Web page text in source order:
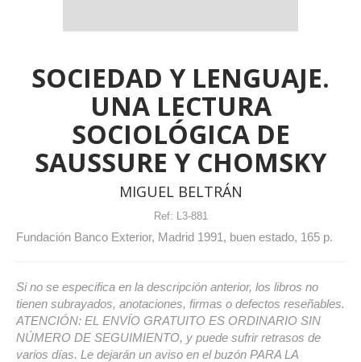
SOCIEDAD Y LENGUAJE.
UNA LECTURA
SOCIOLÓGICA DE
SAUSSURE Y CHOMSKY
MIGUEL BELTRÁN
Ref: L3-881
Fundación Banco Exterior, Madrid 1991, buen estado, 165 p.
Si no se especifica en la descripción anterior, los libros no
tienen subrayados, anotaciones, firmas o defectos reseñables.
ATENCIÓN: EL ENVÍO GRATUITO ES ORDINARIO SIN
NÚMERO DE SEGUIMIENTO, y puede sufrir retrasos de
varios días. Le dejarán un aviso en el buzón PARA LA